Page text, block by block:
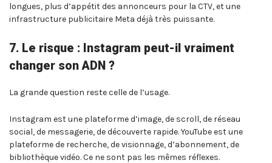
longues, plus d’appétit des annonceurs pour la CTV, et une
infrastructure publicitaire Meta déjà très puissante.
7. Le risque : Instagram peut-il vraiment
changer son ADN ?
La grande question reste celle de l’usage.
Instagram est une plateforme d’image, de scroll, de réseau
social, de messagerie, de découverte rapide. YouTube est une
plateforme de recherche, de visionnage, d’abonnement, de
bibliothèque vidéo. Ce ne sont pas les mêmes réflexes.